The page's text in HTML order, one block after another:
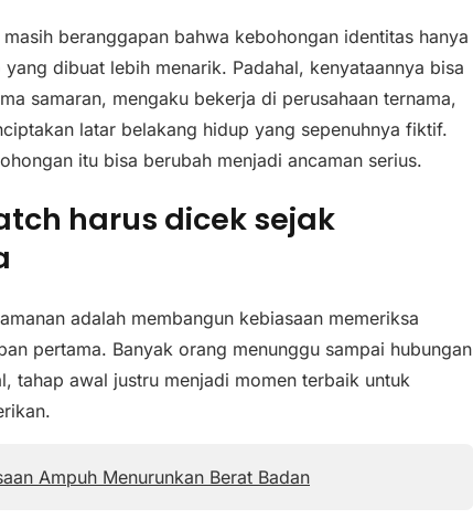
beranggapan bahwa kebohongan identitas hanya
dibuat lebih menarik. Padahal, kenyataannya bisa
samaran, mengaku bekerja di perusahaan ternama,
latar belakang hidup yang sepenuhnya fiktif.
itu bisa berubah menjadi ancaman serius.
harus dicek sejak
adalah membangun kebiasaan memeriksa
pertama. Banyak orang menunggu sampai hubungan
tahap awal justru menjadi momen terbaik untuk
Ampuh Menurunkan Berat Badan